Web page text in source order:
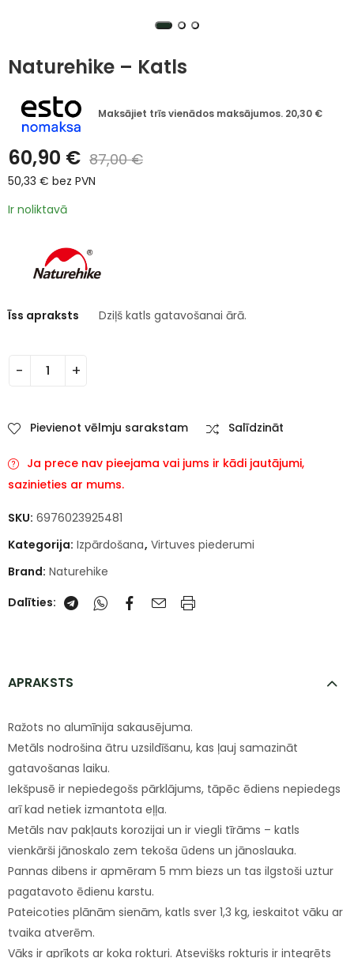
Naturehike – Katls
Maksājiet trīs vienādos maksājumos. 20,30 €
60,90 € 87,00€
50,33 € bez PVN
Ir noliktavā
Īss apraksts Dziļš katls gatavošanai ārā.
Pievienot vēlmju sarakstam Salīdzināt
Ja prece nav pieejama vai jums ir kādi jautājumi,
sazinieties ar mums.
SKU: 6976023925481
Kategorija: Izpārdošana, Virtuves piederumi
Brand: Naturehike
Dalīties:
APRAKSTS
Ražots no alumīnija sakausējuma.
Metāls nodrošina ātru uzsildīšanu, kas ļauj samazināt
gatavošanas laiku.
Iekšpusē ir nepiedegošs pārklājums, tāpēc ēdiens nepiedegs
arī kad netiek izmantota eļļa.
Metāls nav pakļauts korozijai un ir viegli tīrāms – katls
vienkārši jānoskalo zem tekoša ūdens un jānoslauka.
Pannas dibens ir apmēram 5 mm biezs un tas ilgstoši uztur
pagatavoto ēdienu karstu.
Pateicoties plānām sienām, katls sver 1,3 kg, ieskaitot vāku ar
tvaika atverēm.
Vāks ir aprīkots ar koka rokturi. Atsevišķs rokturis ir integrēts